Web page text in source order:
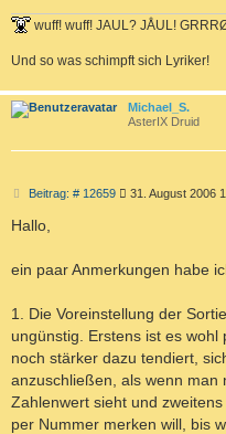
wuff! wuff! JAUL? JÅUL!
Und so was schimpft sich Lyriker!
Michael_S.
AsterIX Druid
Beitrag: # 12659B
a
g
31. August 2006
Hallo,
ein paar Anmerkungen habe
1. Die Voreinstellung der
ungünstig. Erstens ist es
noch stärker dazu tendiert,
anzuschließen, als wenn man
Zahlenwert sieht und
per Nummer merken will, bis